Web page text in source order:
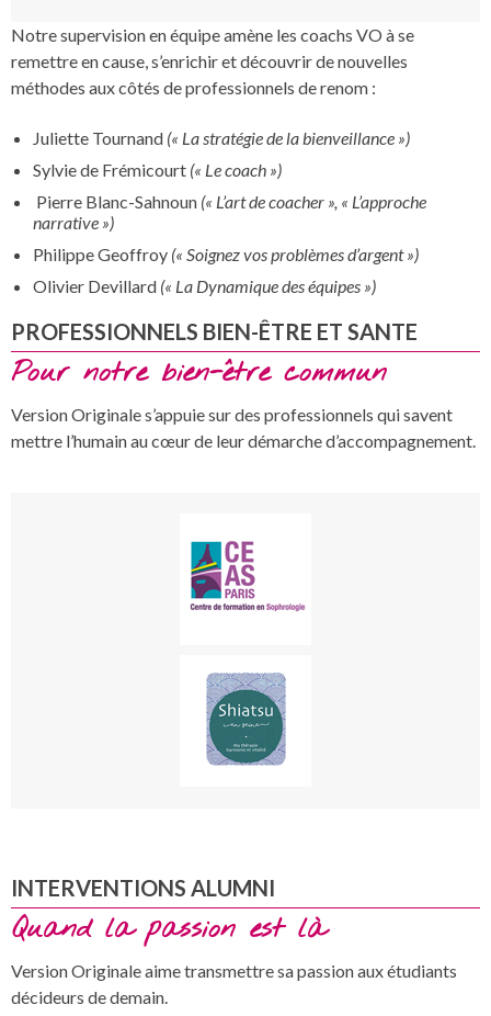
Notre supervision en équipe amène les coachs VO à se
remettre en cause, s’enrichir et découvrir de nouvelles
méthodes aux côtés de professionnels de renom :
Juliette Tournand (« La stratégie de la bienveillance »)
Sylvie de Frémicourt (« Le coach »)
Pierre Blanc-Sahnoun (« L’art de coacher », « L’approche
narrative »)
Philippe Geoffroy (« Soignez vos problèmes d’argent »)
Olivier Devillard (« La Dynamique des équipes »)
PROFESSIONNELS BIEN-ÊTRE ET SANTE
Pour notre bien-être commun
Version Originale s’appuie sur des professionnels qui savent
mettre l’humain au cœur de leur démarche d’accompagnement.
INTERVENTIONS ALUMNI
Quand la passion est là
Version Originale aime transmettre sa passion aux étudiants
décideurs de demain.